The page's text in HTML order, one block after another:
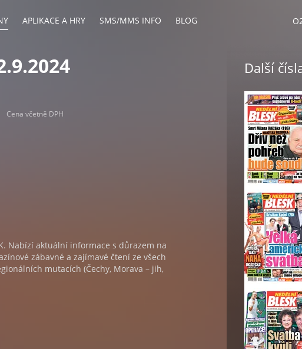
APLIKACE A HRY SMS/MMS INFO BLOG
Cena včetně DPH
Nabízí aktuální informace s důrazem na
zábavné a zajímavé čtení ze všech
mutacích (Čechy, Morava – jih,
Další